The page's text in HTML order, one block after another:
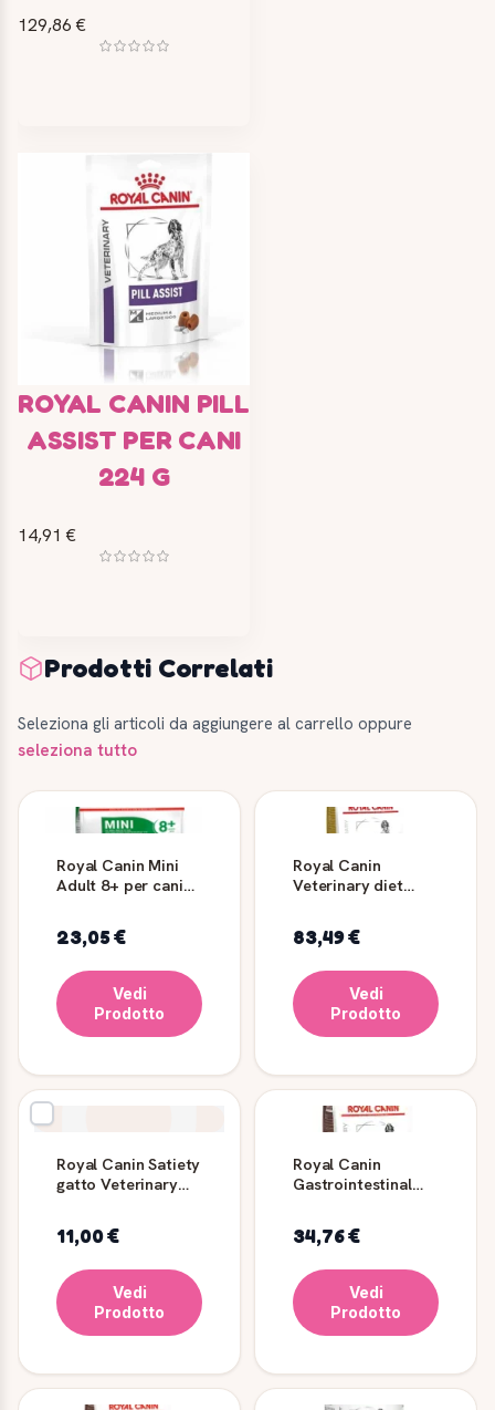
129,86 €
ROYAL CANIN PILL
ASSIST PER CANI
224 G
14,91 €
Prodotti Correlati
Seleziona gli articoli da aggiungere al carrello oppure
seleziona tutto
Royal Canin Mini
Adult 8+ per cani
23,05 €
Vedi
Prodotto
Royal Canin
Veterinary diet
secco cane
83,49 €
Vedi
Prodotto
Royal Canin Satiety
gatto Veterinary
11,00 €
Vedi
Prodotto
Royal Canin
Gastrointestinal
34,76 €
Vedi
Prodotto